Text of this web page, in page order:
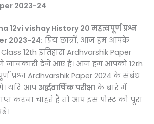
2023-24
12vi vishay History 20 महत्वपूर्ण प्रश्न
2023-24: प्रिय छात्रों, आज हम आपके
12th इतिहास Ardhvarshik Paper
जानकारी देने आए हैं। आज हम आपको 12th
प्रश्न Ardhvarshik Paper 2024 के संबंध
यदि आप अर्द्धवार्षिक परीक्षा के बारे में
करना चाहते हैं तो आप इस पोस्ट को पूरा